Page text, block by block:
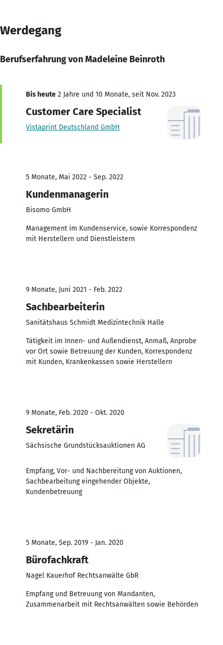
Werdegang
Berufserfahrung von Madeleine Beinroth
Bis heute 2 Jahre und 10 Monate, seit Nov. 2023
Customer Care Specialist
Vistaprint Deutschland GmbH
5 Monate, Mai 2022 - Sep. 2022
Kundenmanagerin
Bisomo GmbH
Management im Kundenservice, sowie Korrespondenz
mit Herstellern und Dienstleistern
9 Monate, Juni 2021 - Feb. 2022
Sachbearbeiterin
Sanitätshaus Schmidt Medizintechnik Halle
Tätigkeit im Innen- und Außendienst, Anmaß, Anprobe
vor Ort sowie Betreuung der Kunden, Korrespondenz
mit Kunden, Krankenkassen sowie Herstellern
9 Monate, Feb. 2020 - Okt. 2020
Sekretärin
Sächsische Grundstücksauktionen AG
Empfang, Vor- und Nachbereitung von Auktionen,
Sachbearbeitung eingehender Objekte,
Kundenbetreuung
5 Monate, Sep. 2019 - Jan. 2020
Bürofachkraft
Nagel Kauerhof Rechtsanwälte GbR
Empfang und Betreuung von Mandanten,
Zusammenarbeit mit Rechtsanwälten sowie Behörden